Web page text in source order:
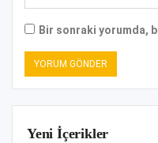
Bir sonraki yorumda,
Yeni İçerikler